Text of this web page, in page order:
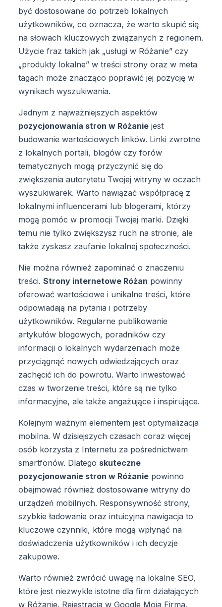
być dostosowane do potrzeb lokalnych
użytkowników, co oznacza, że warto skupić się
na słowach kluczowych związanych z regionem.
Użycie fraz takich jak „usługi w Różanie” czy
„produkty lokalne” w treści strony oraz w meta
tagach może znacząco poprawić jej pozycję w
wynikach wyszukiwania.
Jednym z najważniejszych aspektów
pozycjonowania stron w Różanie jest
budowanie wartościowych linków. Linki zwrotne
z lokalnych portali, blogów czy forów
tematycznych mogą przyczynić się do
zwiększenia autorytetu Twojej witryny w oczach
wyszukiwarek. Warto nawiązać współpracę z
lokalnymi influencerami lub blogerami, którzy
mogą pomóc w promocji Twojej marki. Dzięki
temu nie tylko zwiększysz ruch na stronie, ale
także zyskasz zaufanie lokalnej społeczności.
Nie można również zapominać o znaczeniu
treści.Strony internetowe Różan powinny
oferować wartościowe i unikalne treści, które
odpowiadają na pytania i potrzeby
użytkowników. Regularne publikowanie
artykułów blogowych, poradników czy
informacji o lokalnych wydarzeniach może
przyciągnąć nowych odwiedzających oraz
zachęcić ich do powrotu. Warto inwestować
czas w tworzenie treści, które są nie tylko
informacyjne, ale także angażujące i inspirujące.
Kolejnym ważnym elementem jest optymalizacja
mobilna. W dzisiejszych czasach coraz więcej
osób korzysta z Internetu za pośrednictwem
smartfonów. Dlatego skuteczne
pozycjonowanie stron w Różanie powinno
obejmować również dostosowanie witryny do
urządzeń mobilnych. Responsywność strony,
szybkie ładowanie oraz intuicyjna nawigacja to
kluczowe czynniki, które mogą wpłynąć na
doświadczenia użytkowników i ich decyzje
zakupowe.
Warto również zwrócić uwagę na lokalne SEO,
które jest niezwykle istotne dla firm działających
w Różanie. Rejestracja w Google Moja Firma,